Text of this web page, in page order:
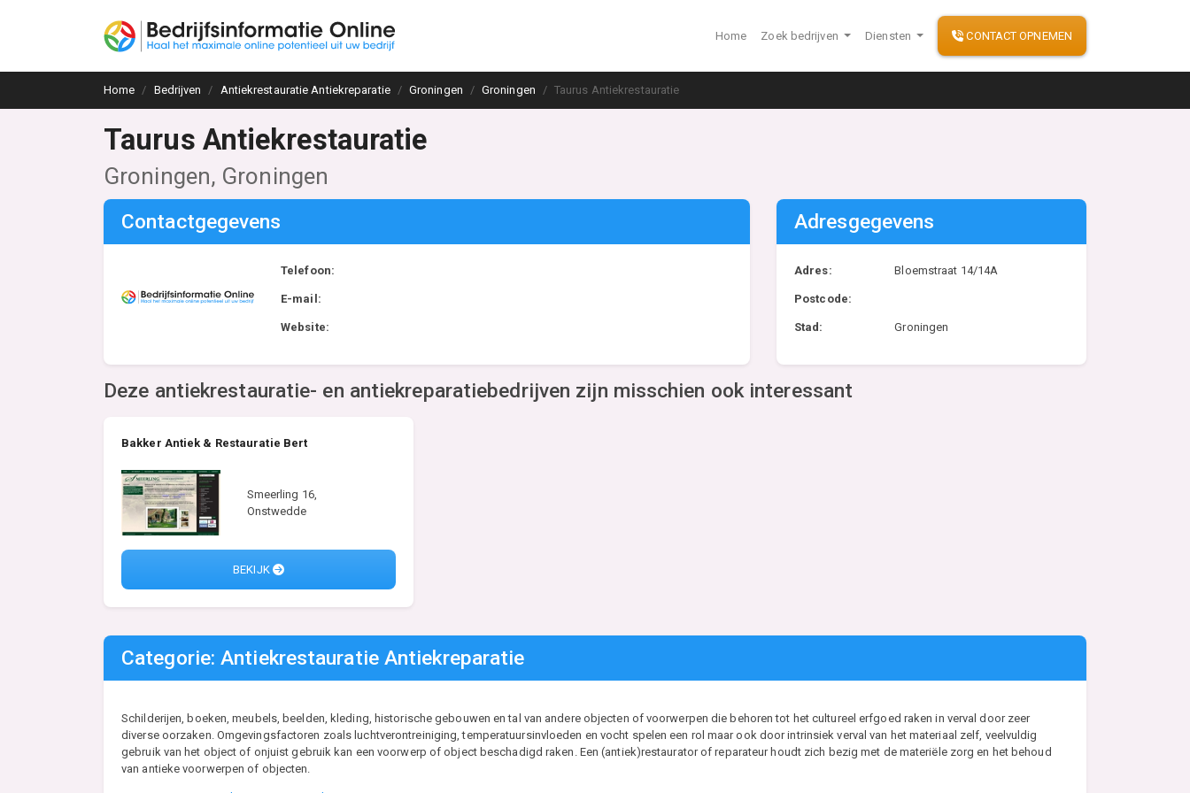
Home Zoek bedrijven Diensten CONTACT OPNEMEN
Home Bedrijven Antiekrestauratie Antiekreparatie Groningen Groningen Taurus Antiekrestauratie
Taurus Antiekrestauratie
Groningen, Groningen
Contactgegevens
Telefoon:
E-mail:
Website:
Adresgegevens
Adres: Bloemstraat 14/14A
Postcode:
Stad: Groningen
Deze antiekrestauratie- en antiekreparatiebedrijven zijn misschien ook interessant
Bakker Antiek & Restauratie Bert
Smeerling 16,
Onstwedde
BEKIJK
Categorie: Antiekrestauratie Antiekreparatie
Schilderijen, boeken, meubels, beelden, kleding, historische gebouwen en tal van andere objecten of voorwerpen die behoren tot het cultureel erfgoed raken in verval door zeer
diverse oorzaken. Omgevingsfactoren zoals luchtverontreiniging, temperatuursinvloeden en vocht spelen een rol maar ook door intrinsiek verval van het materiaal zelf, veelvuldig
gebruik van het object of onjuist gebruik kan een voorwerp of object beschadigd raken. Een (antiek)restaurator of reparateur houdt zich bezig met de materiële zorg en het behoud
van antieke voorwerpen of objecten.